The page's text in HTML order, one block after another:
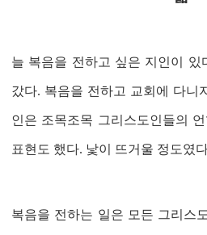
늘 복음을 전하고 싶은 지인이 있
갔다. 복음을 전하고 교회에 다니
인은 조목조목 그리스도인들의
표현도 했다. 낯이 뜨거울 정도였
복음을 전하는 일은 모든 그리스